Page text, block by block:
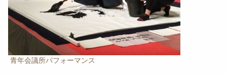
青年会議所パフォーマンス